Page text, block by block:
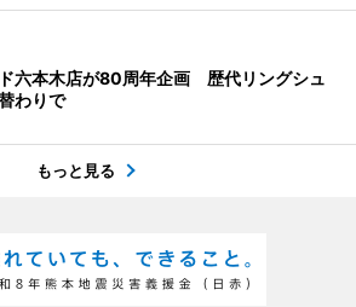
六本木店が80周年企画 歴代リングシュ
わりで
もっと見る